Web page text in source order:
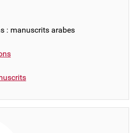
: manuscrits arabes